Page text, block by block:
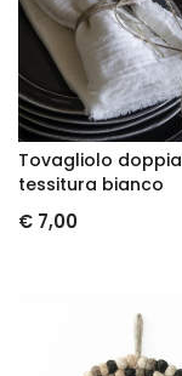
Tovagliolo doppia
tessitura bianco
€ 7,00